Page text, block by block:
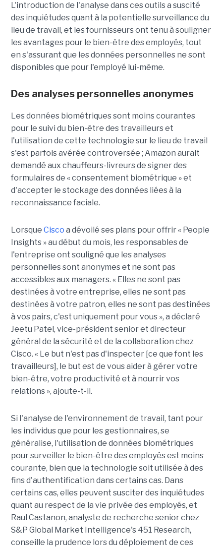
L'introduction de l'analyse dans ces outils a suscité
des inquiétudes quant à la potentielle surveillance du
lieu de travail, et les fournisseurs ont tenu à souligner
les avantages pour le bien-être des employés, tout
en s'assurant que les données personnelles ne sont
disponibles que pour l'employé lui-même.
Des analyses personnelles anonymes
Les données biométriques sont moins courantes
pour le suivi du bien-être des travailleurs et
l'utilisation de cette technologie sur le lieu de travail
s'est parfois avérée controversée ; Amazon aurait
demandé aux chauffeurs-livreurs de signer des
formulaires de « consentement biométrique » et
d'accepter le stockage des données liées à la
reconnaissance faciale.
Lorsque Cisco a dévoilé ses plans pour offrir « People
Insights » au début du mois, les responsables de
l'entreprise ont souligné que les analyses
personnelles sont anonymes et ne sont pas
accessibles aux managers. « Elles ne sont pas
destinées à votre entreprise, elles ne sont pas
destinées à votre patron, elles ne sont pas destinées
à vos pairs, c'est uniquement pour vous », a déclaré
Jeetu Patel, vice-président senior et directeur
général de la sécurité et de la collaboration chez
Cisco. « Le but n'est pas d'inspecter [ce que font les
travailleurs], le but est de vous aider à gérer votre
bien-être, votre productivité et à nourrir vos
relations », ajoute-t-il.
Si l'analyse de l'environnement de travail, tant pour
les individus que pour les gestionnaires, se
généralise, l'utilisation de données biométriques
pour surveiller le bien-être des employés est moins
courante, bien que la technologie soit utilisée à des
fins d'authentification dans certains cas. Dans
certains cas, elles peuvent susciter des inquiétudes
quant au respect de la vie privée des employés, et
Raul Castanon, analyste de recherche senior chez
S&P Global Market Intelligence's 451 Research,
conseille la prudence lors du déploiement de ces